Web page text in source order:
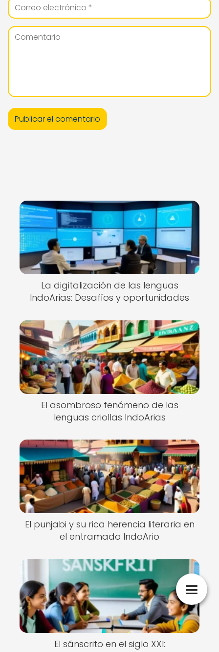
La digitalización de las lenguas
IndoArias: Desafíos y oportunidades
El asombroso fenómeno de las
lenguas criollas IndoArias
El punjabi y su rica herencia literaria en
el entramado IndoArio
El sánscrito en el siglo XXI: